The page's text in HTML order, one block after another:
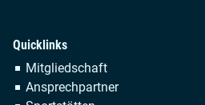
Quicklinks
Navigation
überspringen
Mitgliedschaft
Ansprechpartner